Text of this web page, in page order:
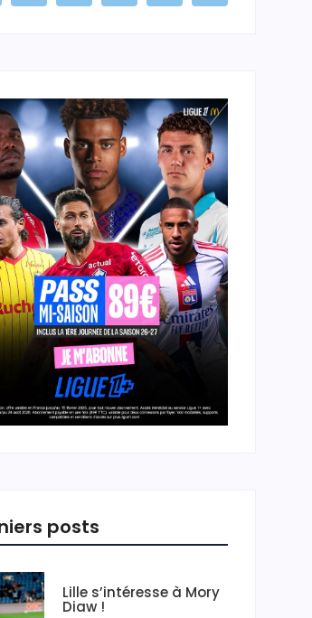
posts
Lille s’intéresse à Mory
Diaw !